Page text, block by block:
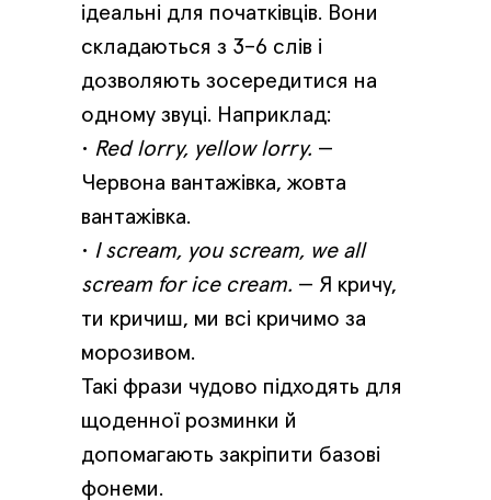
ідеальні для початківців. Вони
складаються з 3–6 слів і
дозволяють зосередитися на
одному звуці. Наприклад:
• Red lorry, yellow lorry. —
Червона вантажівка, жовта
вантажівка.
• I scream, you scream, we all
scream for ice cream. — Я кричу,
ти кричиш, ми всі кричимо за
морозивом.
Такі фрази чудово підходять для
щоденної розминки й
допомагають закріпити базові
фонеми.